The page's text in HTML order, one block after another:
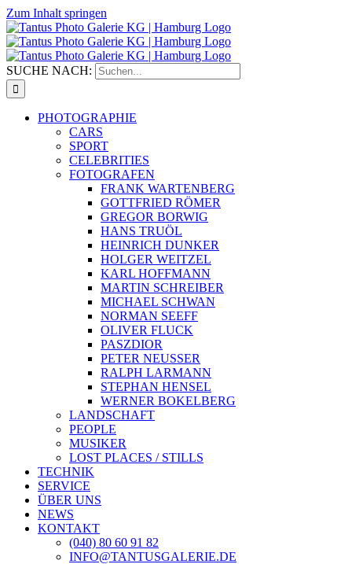
Zum Inhalt springen
SUCHE NACH:
PHOTOGRAPHIE
CARS
SPORT
CELEBRITIES
FOTOGRAFEN
FRANK WARTENBERG
GOTTFRIED RÖMER
GREGOR BORWIG
HANS TRUÖL
HEINRICH DUNKER
HOLGER WEITZEL
KARL HOFFMANN
MARTIN SCHREIBER
MICHAEL SCHWAN
NORMAN SEEFF
OLIVER FLUCK
PASZDIOR
PETER NEUSSER
RALPH LARMANN
STEPHAN HENSEL
WERNER BOKELBERG
LANDSCHAFT
PEOPLE
MUSIKER
LOST PLACES / STILLS
TECHNIK
SERVICE
ÜBER UNS
NEWS
KONTAKT
(040) 80 60 91 82
INFO@TANTUSGALERIE.DE